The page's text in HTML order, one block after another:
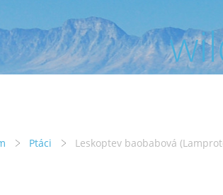
Ptáci Leskoptev baobabová